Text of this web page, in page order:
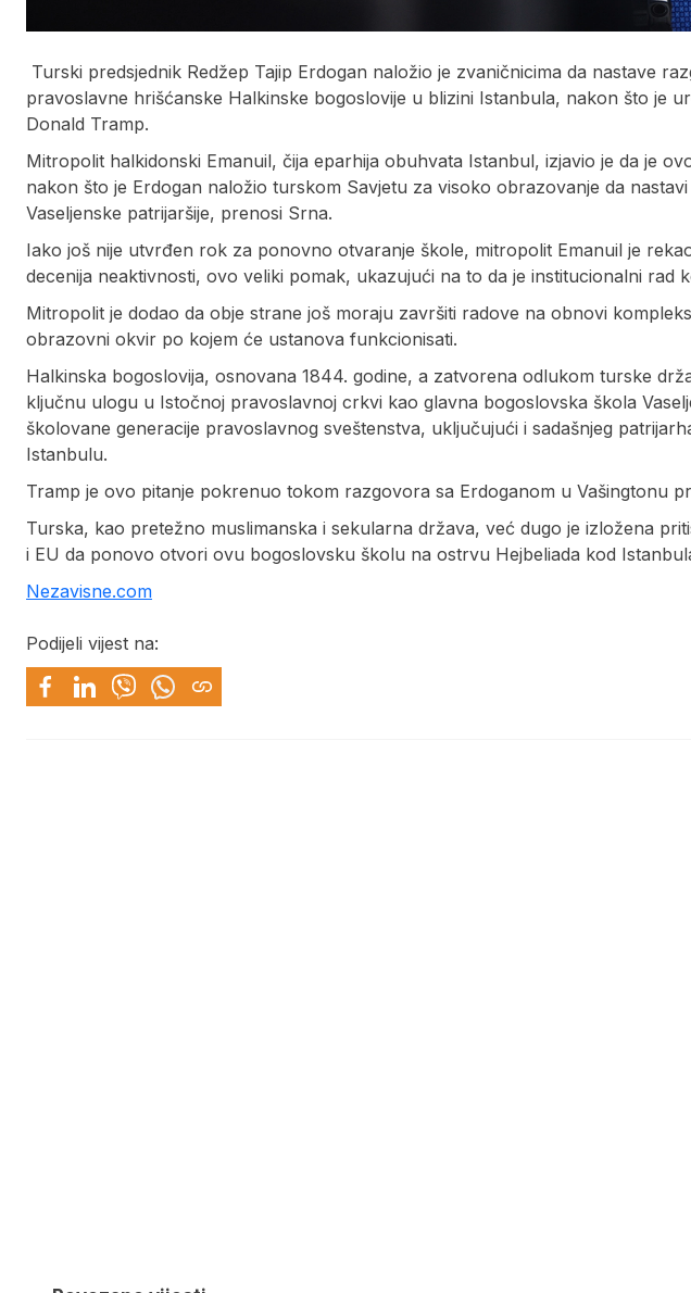
Turski predsjednik Redžep Tajip Erdogan naložio je zvaničnicima da nastave
pravoslavne hrišćanske Halkinske bogoslovije u blizini Istanbula, nakon što je
Donald Tramp.
Mitropolit halkidonski Emanuil, čija eparhija obuhvata Istanbul, izjavio je da je
nakon što je Erdogan naložio turskom Savjetu za visoko obrazovanje da
Vaseljenske patrijaršije, prenosi Srna.
Iako još nije utvrđen rok za ponovno otvaranje škole, mitropolit Emanuil je
decenija neaktivnosti, ovo veliki pomak, ukazujući na to da je institucionalni rad
Mitropolit je dodao da obje strane još moraju završiti radove na obnovi
obrazovni okvir po kojem će ustanova funkcionisati.
Halkinska bogoslovija, osnovana 1844. godine, a zatvorena odlukom turske
ključnu ulogu u Istočnoj pravoslavnoj crkvi kao glavna bogoslovska škola
školovane generacije pravoslavnog sveštenstva, uključujući i sadašnjeg
Istanbulu.
Tramp je ovo pitanje pokrenuo tokom razgovora sa Erdoganom u Vašingtonu
Turska, kao pretežno muslimanska i sekularna država, već dugo je izložena
i EU da ponovo otvori ovu bogoslovsku školu na ostrvu Hejbeliada kod
Nezavisne.com
Podijeli vijest na: